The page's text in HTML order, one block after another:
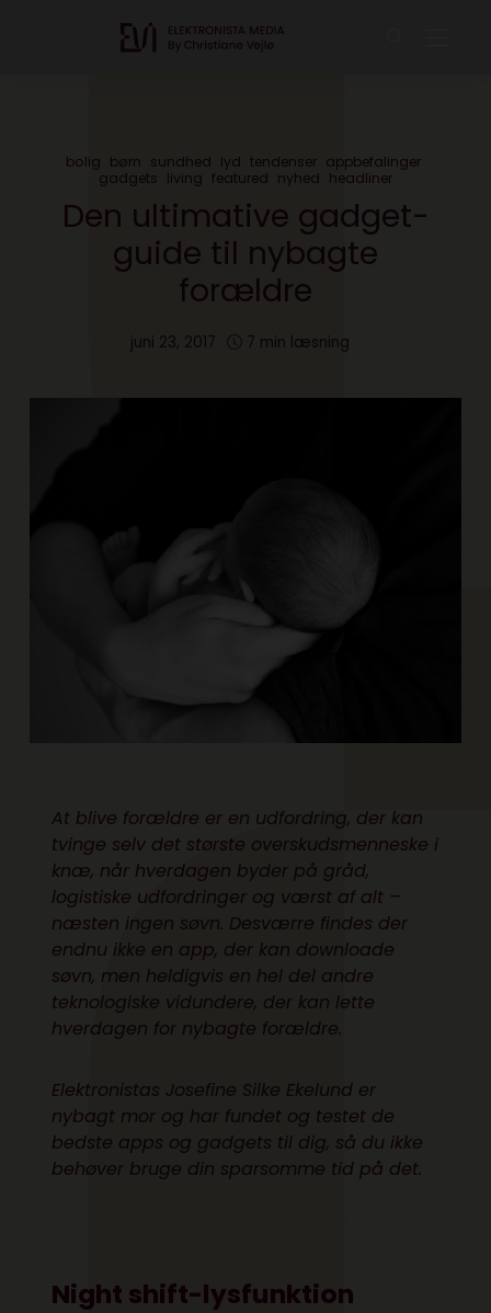
bolig børn sundhed lyd tendenser appbefalinger
gadgets living featured nyhed headliner
Den ultimative gadget-
guide til nybagte
forældre
juni 23, 2017 7 min læsning
At blive forældre er en udfordring, der kan
tvinge selv det største overskudsmenneske i
knæ, når hverdagen byder på gråd,
logistiske udfordringer og værst af alt –
næsten ingen søvn. Desværre findes der
endnu ikke en app, der kan downloade
søvn, men heldigvis en hel del andre
teknologiske vidundere, der kan lette
hverdagen for nybagte forældre.
Elektronistas Josefine Silke Ekelund er
nybagt mor og har fundet og testet de
bedste apps og gadgets til dig, så du ikke
behøver bruge din sparsomme tid på det.
Night shift-lysfunktion